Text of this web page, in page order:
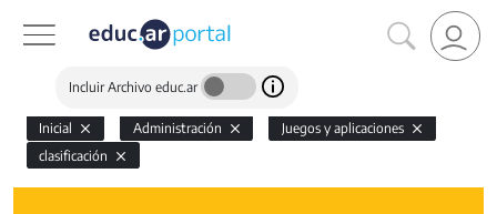
Incluir Archivo educ.ar
Inicial Administración
Juegos y aplicaciones
clasificación